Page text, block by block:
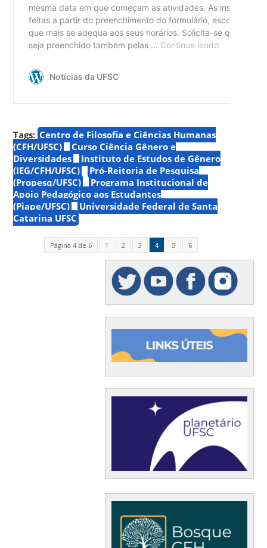
Tags: Centro de Filosofia e Ciências Humanas
(CFH/UFSC)
Curso Ciência Gênero e
Diversidades
Instituto de Estudos de Gênero
(IEG/CFH/UFSC)
Pró-Reitoria de Pesquisa
(Propesq/UFSC)
Programa Institucional de
Apoio Pedagógico aos Estudantes
(Piape/UFSC)
Universidade Federal de Santa
Catarina UFSC
Página 4 de 6 1 2 3 4 5 6